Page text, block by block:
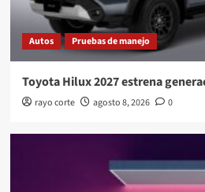
Autos Pruebas de manejo
Toyota Hilux 2027 estrena
rayo corte agosto 8, 2026 0